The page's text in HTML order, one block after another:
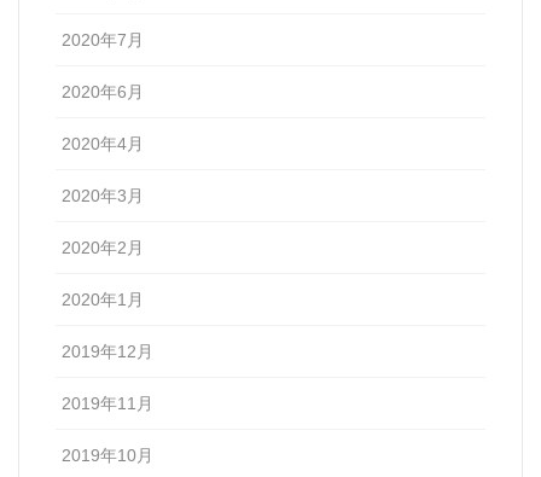
2020年7月
2020年6月
2020年4月
2020年3月
2020年2月
2020年1月
2019年12月
2019年11月
2019年10月